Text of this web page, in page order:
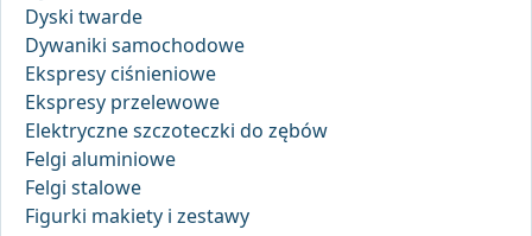
Dyski twarde
Dywaniki samochodowe
Ekspresy ciśnieniowe
Ekspresy przelewowe
Elektryczne szczoteczki do zębów
Felgi aluminiowe
Felgi stalowe
Figurki makiety i zestawy